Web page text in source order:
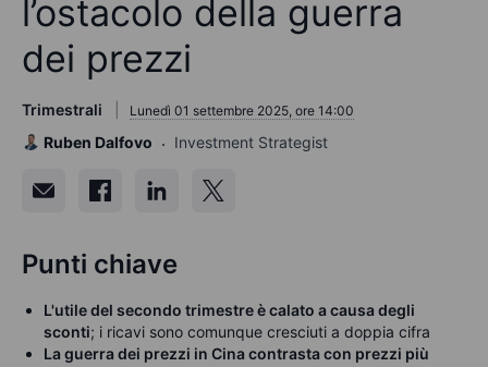
l’ostacolo della guerra
dei prezzi
Trimestrali Lunedì 01 settembre 2025, ore 14:00
Ruben Dalfovo Investment Strategist
Punti chiave
L'utile del secondo trimestre è calato a causa degli
sconti; i ricavi sono comunque cresciuti a doppia cifra
La guerra dei prezzi in Cina contrasta con prezzi più